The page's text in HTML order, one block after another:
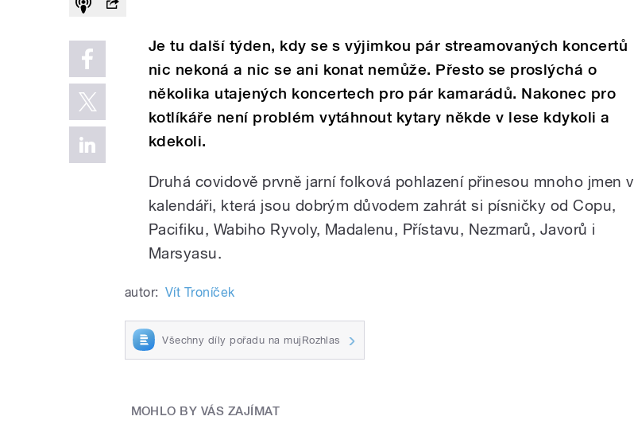
Je tu další týden, kdy se s výjimkou pár streamovaných koncertů
nic nekoná a nic se ani konat nemůže. Přesto se proslýchá o
několika utajených koncertech pro pár kamarádů. Nakonec pro
kotlíkáře není problém vytáhnout kytary někde v lese kdykoli a
kdekoli.
Druhá covidově prvně jarní folková pohlazení přinesou mnoho jmen v
kalendáři, která jsou dobrým důvodem zahrát si písničky od Copu,
Pacifiku, Wabiho Ryvoly, Madalenu, Přístavu, Nezmarů, Javorů i
Marsyasu.
autor: Vít Troníček
Všechny díly pořadu na mujRozhlas
MOHLO BY VÁS ZAJÍMAT